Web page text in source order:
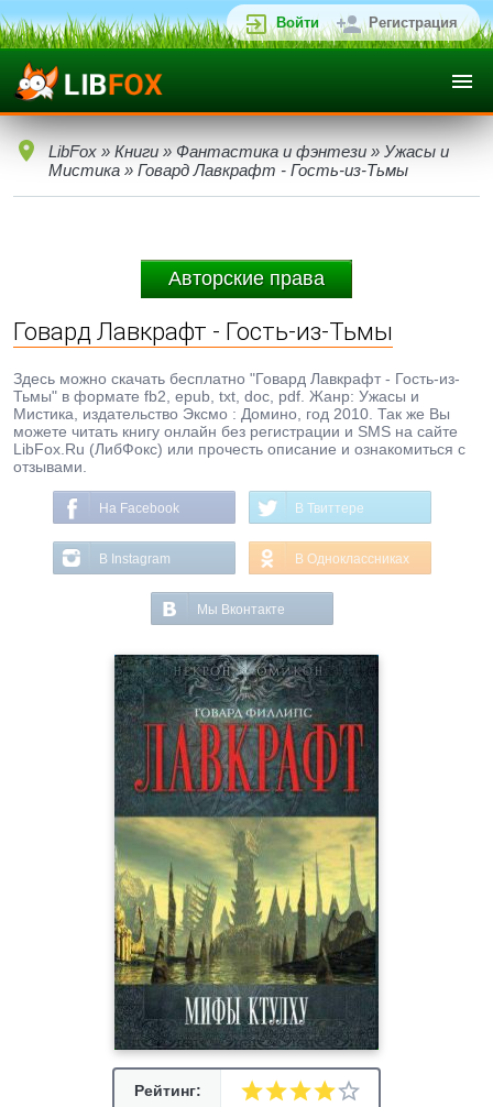
Войти Регистрация
LibFox » Книги » Фантастика и фэнтези » Ужасы и
Мистика » Говард Лавкрафт - Гость-из-Тьмы
Авторские права
Говард Лавкрафт - Гость-из-Тьмы
Здесь можно скачать бесплатно "Говард Лавкрафт - Гость-из-
Тьмы" в формате fb2, epub, txt, doc, pdf. Жанр: Ужасы и
Мистика, издательство Эксмо : Домино, год 2010. Так же Вы
можете читать книгу онлайн без регистрации и SMS на сайте
LibFox.Ru (ЛибФокс) или прочесть описание и ознакомиться с
отзывами.
На Facebook В Твиттере
В Instagram В Одноклассниках
Мы Вконтакте
Рейтинг: